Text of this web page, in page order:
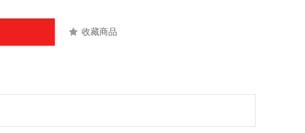
收藏商品